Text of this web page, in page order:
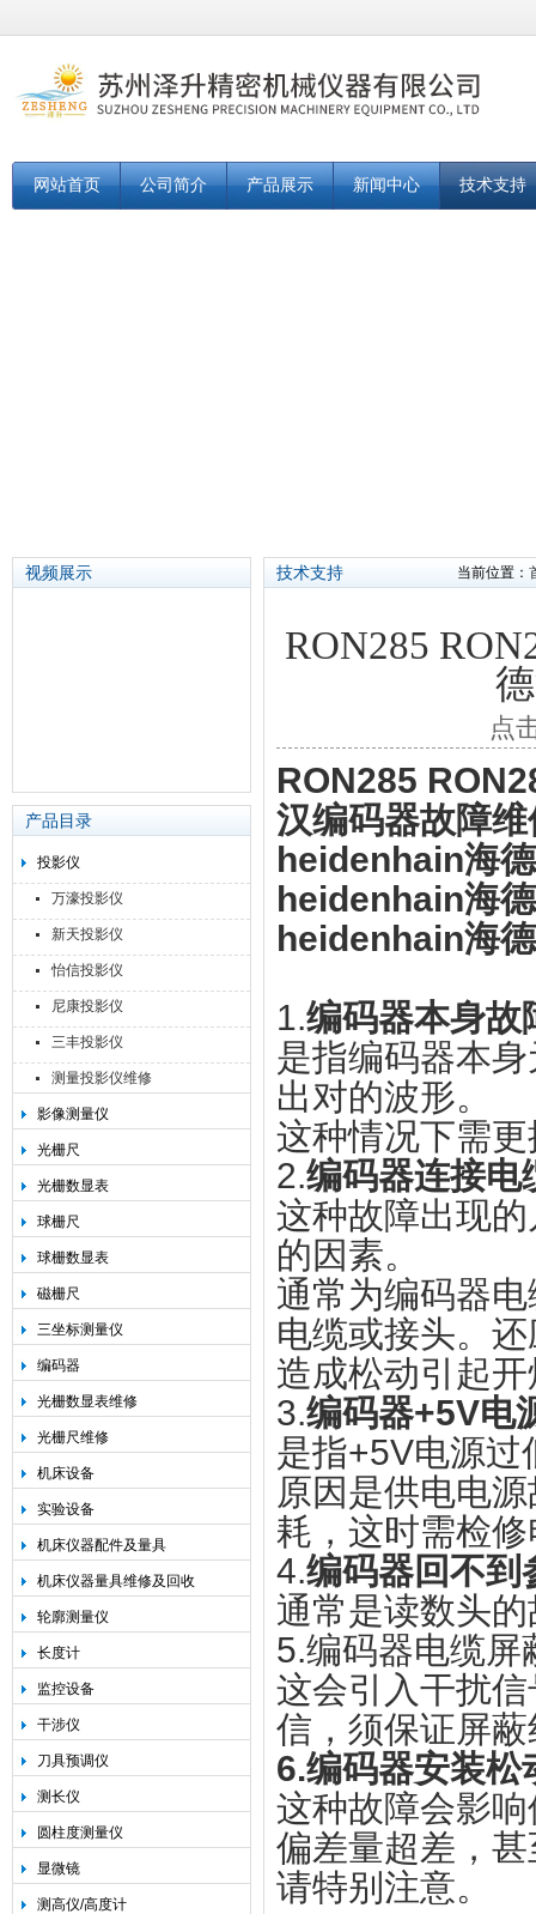
网站首页 公司简介 产品展示 新闻中心 技术支持
视频展示
产品目录
投影仪
万濠投影仪
新天投影仪
怡信投影仪
尼康投影仪
三丰投影仪
测量投影仪维修
影像测量仪
光栅尺
光栅数显表
球栅尺
球栅数显表
磁栅尺
三坐标测量仪
编码器
光栅数显表维修
光栅尺维修
机床设备
实验设备
机床仪器配件及量具
机床仪器量具维修及回收
轮廓测量仪
长度计
监控设备
干涉仪
刀具预调仪
测长仪
圆柱度测量仪
显微镜
测高仪/高度计
技术支持 当前位置：
RON285
点
RON285
汉编码器故障
heidenhain海
heidenhain海
heidenhain海
1.编码器本身故
是指编码器本
出对的波形。
这种情况下需
2.编码器连接电
这种故障出现
的因素。
通常为编码器
电缆或接头。
造成松动引起
3.编码器+5V电
是指+5V电源过
原因是供电电
耗，这时需检
4.编码器回不到
通常是读数头
5.编码器电缆屏
这会引入干扰
信，须保证屏
6.编码器安装松
这种故障会影
偏差量超差，
请特别注意。